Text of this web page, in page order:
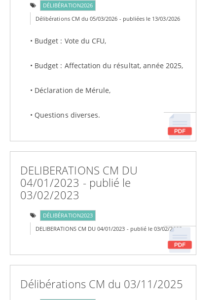
DÉLIBÉRATION2026
Délibérations CM du 05/03/2026 - publiées le 13/03/2026
• Budget : Vote du CFU,
• Budget : Affectation du résultat, année 2025,
• Déclaration de Mérule,
• Questions diverses.
DELIBERATIONS CM DU
04/01/2023 - publié le
03/02/2023
DÉLIBÉRATION2023
DELIBERATIONS CM DU 04/01/2023 - publié le 03/02/2023
Délibérations CM du 03/11/2025